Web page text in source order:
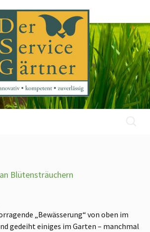
Blütensträuchern
„Bewässerung“ von oben im
gedeiht einiges im Garten – manchmal